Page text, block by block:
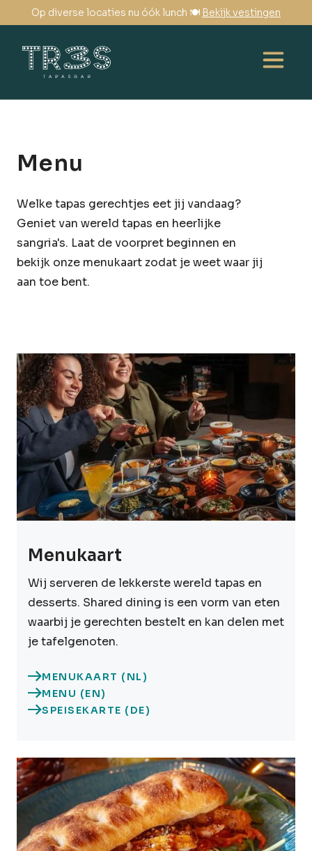
Op diverse locaties nu óók lunch 🍽️ Bekijk vestingen
Menu
Welke tapas gerechtjes eet jij vandaag?
Geniet van wereld tapas en heerlijke
sangria's. Laat de voorpret beginnen en
bekijk onze menukaart zodat je weet waar jij
aan toe bent.
Menukaart
Wij serveren de lekkerste wereld tapas en
desserts. Shared dining is een vorm van eten
waarbij je gerechten bestelt en kan delen met
je tafelgenoten.
MENUKAART (NL)
MENU (EN)
SPEISEKARTE (DE)